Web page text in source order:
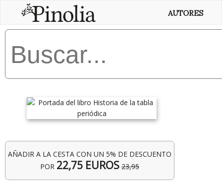
AUTORES
AÑADIR A LA CESTA CON UN 5% DE DESCUENTO
POR 22,75 EUROS 23,95